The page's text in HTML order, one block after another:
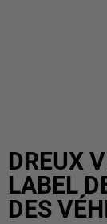
DREUX
LABEL
DES